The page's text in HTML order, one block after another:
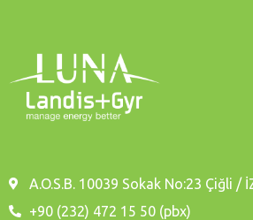
A.O.S.B. 10039 Sokak No:23 Çiğli /
+90 (232) 472 15 50 (pbx)